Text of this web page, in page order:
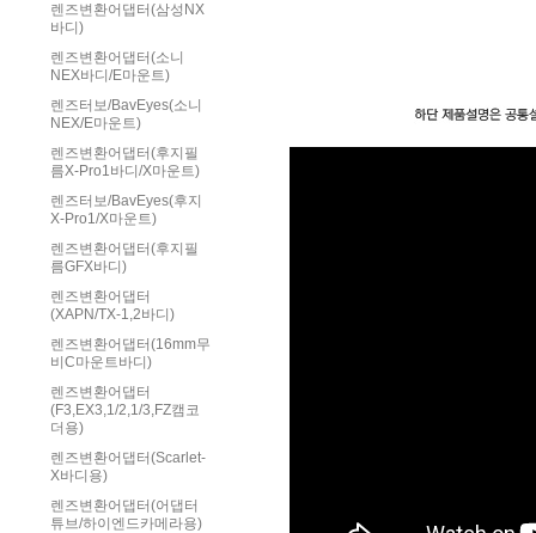
렌즈변환어댑터(삼성NX
바디)
렌즈변환어댑터(소니
NEX바디/E마운트)
렌즈터보/BavEyes(소니
NEX/E마운트)
렌즈변환어댑터(후지필
름X-Pro1바디/X마운트)
렌즈터보/BavEyes(후지
X-Pro1/X마운트)
렌즈변환어댑터(후지필
름GFX바디)
렌즈변환어댑터
(XAPN/TX-1,2바디)
렌즈변환어댑터(16mm무
비C마운트바디)
렌즈변환어댑터
(F3,EX3,1/2,1/3,FZ캠코
더용)
렌즈변환어댑터(Scarlet-
X바디용)
렌즈변환어댑터(어댑터
튜브/하이엔드카메라용)